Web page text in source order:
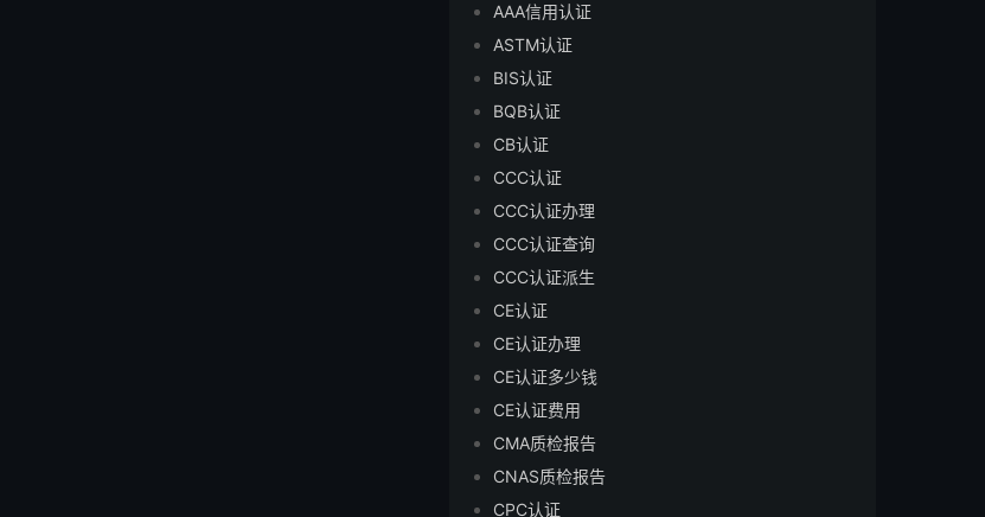
AAA信用认证
ASTM认证
BIS认证
BQB认证
CB认证
CCC认证
CCC认证办理
CCC认证查询
CCC认证派生
CE认证
CE认证办理
CE认证多少钱
CE认证费用
CMA质检报告
CNAS质检报告
CPC认证